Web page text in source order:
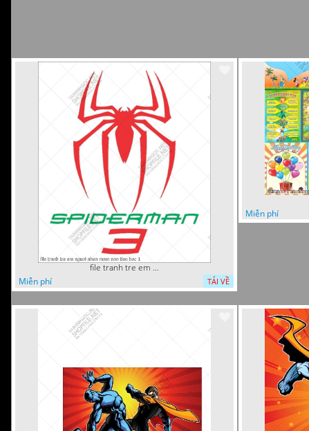
file tranh tre em nguoi nhen mam non tieu hoc 1
Miễn phí
TẢI VỀ
Miễn phí